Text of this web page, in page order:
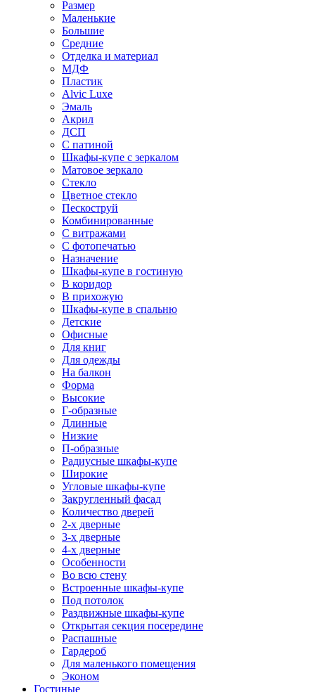
Размер
Маленькие
Большие
Средние
Отделка и материал
МДФ
Пластик
Alvic Luxe
Эмаль
Акрил
ДСП
С патиной
Шкафы-купе с зеркалом
Матовое зеркало
Стекло
Цветное стекло
Пескоструй
Комбинированные
С витражами
С фотопечатью
Назначение
Шкафы-купе в гостиную
В коридор
В прихожую
Шкафы-купе в спальню
Детские
Офисные
Для книг
Для одежды
На балкон
Форма
Высокие
Г-образные
Длинные
Низкие
П-образные
Радиусные шкафы-купе
Широкие
Угловые шкафы-купе
Закругленный фасад
Количество дверей
2-х дверные
3-х дверные
4-х дверные
Особенности
Во всю стену
Встроенные шкафы-купе
Под потолок
Раздвижные шкафы-купе
Открытая секция посередине
Распашные
Гардероб
Для маленького помещения
Эконом
Гостиные